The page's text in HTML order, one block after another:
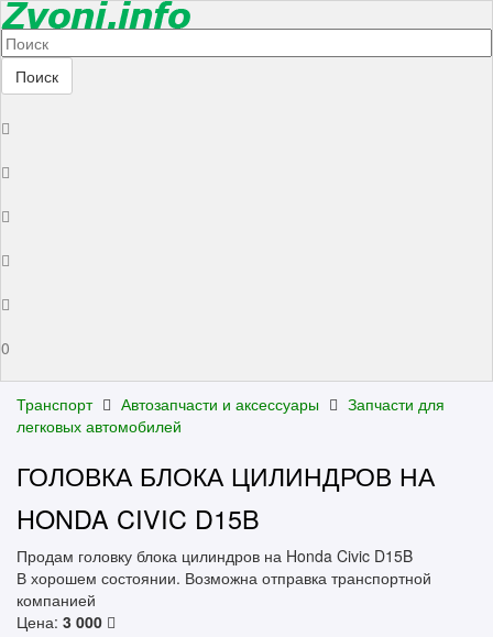
Поиск
0
Транспорт Автозапчасти и аксессуары
Запчасти для
легковых автомобилей
ГОЛОВКА БЛОКА ЦИЛИНДРОВ НА
HONDA CIVIC D15B
Продам головку блока цилиндров на Honda Civic D15B
В хорошем состоянии. Возможна отправка транспортной
компанией
Цена: 3 000